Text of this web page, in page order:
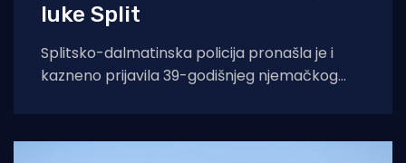
luke Split
Splitsko-dalmatinska policija pronašla je i
kazneno prijavila 39-godišnjeg njemačkog